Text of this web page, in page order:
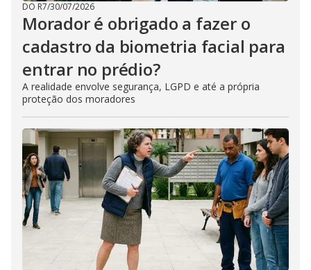
DO R7/30/07/2026
Morador é obrigado a fazer o
cadastro da biometria facial para
entrar no prédio?
A realidade envolve segurança, LGPD e até a própria
proteção dos moradores